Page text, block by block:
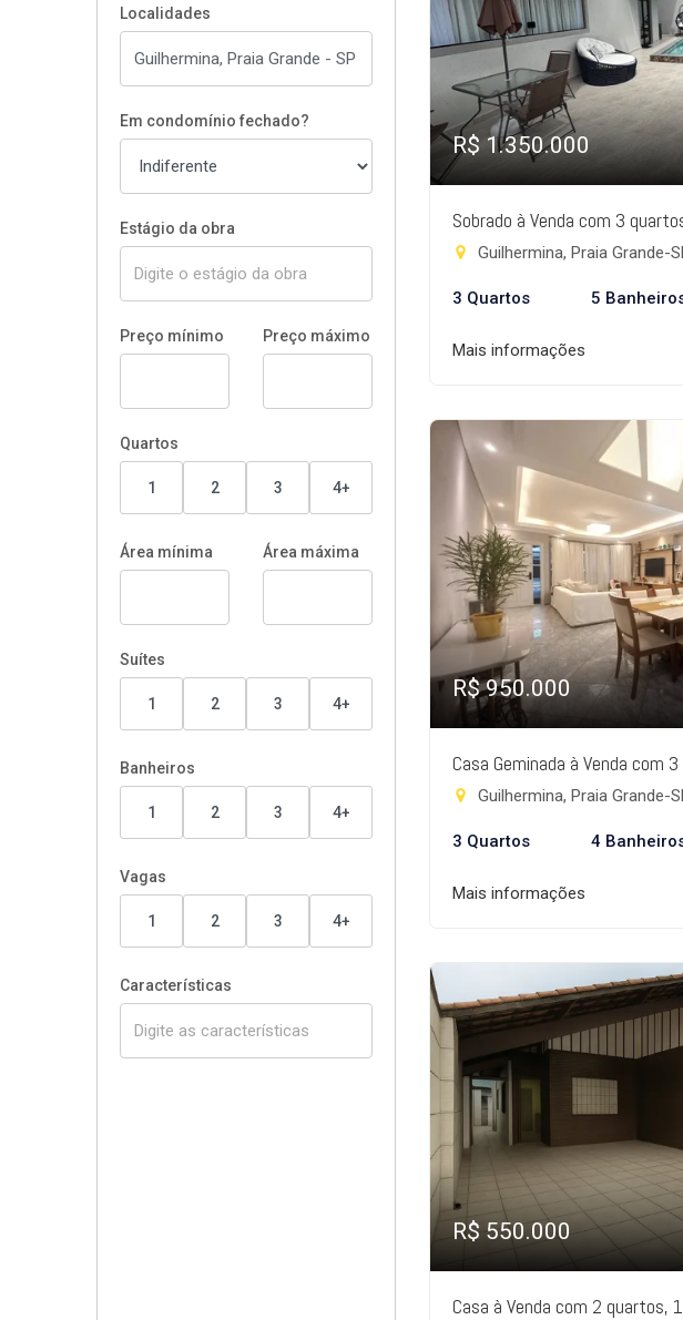
Localidades
Em condomínio fechado?
Estágio da obra
Preço mínimo Preço máximo
Quartos
1 2 3 4+
Área mínima Área máxima
Suítes
1 2 3 4+
Banheiros
1 2 3 4+
Vagas
1 2 3 4+
Características
R$ 1.350.000
Sobrado à Venda com 3
Guilhermina, Praia Grande-
3 Quartos 5
Mais informações
R$ 950.000
Casa Geminada à Venda com
Guilhermina, Praia Grande-
3 Quartos 4
Mais informações
R$ 550.000
Casa à Venda com 2 quartos,